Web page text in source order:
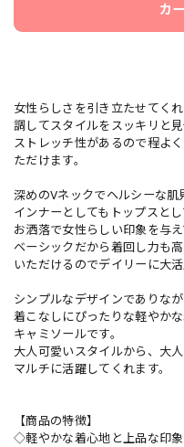
カ
女性らしさを引き立たせてく
調してスタイルをスッキリと
ストレッチ性があるので程よ
ただけます。
深めのVネックでヘルシーな肌
インナーとしてもトップスと
お洒落で女性らしい印象を与え
ベーシックだから着回し力も
いただけるのでデイリーに大活
シンプルなデザインでありな
着こなしにぴったりな軽やか
キャミソールです。
大人可愛いスタイルから、大
マルチに活躍してくれます。
【商品の特徴】
◇軽やかな着心地と上品な印象